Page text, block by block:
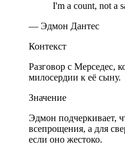
I'm a count, not a
— Эдмон Дантес
Контекст
Разговор с Мерседес,
милосердии к её сыну.
Значение
Эдмон подчеркивает,
всепрощения, а для
если оно жестоко.